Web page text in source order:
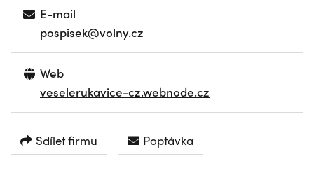
E-mail
pospisek@volny.cz
Web
veselerukavice-cz.webnode.cz
Sdílet firmu Poptávka